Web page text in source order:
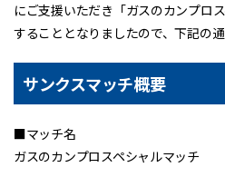
にご支援いただき「ガスのカンプロ
することとなりましたので、下記の
サンクスマッチ概要
■マッチ名
ガスのカンプロスペシャルマッチ